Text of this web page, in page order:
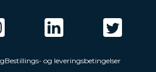
Bestillings- og leveringsbetingelser